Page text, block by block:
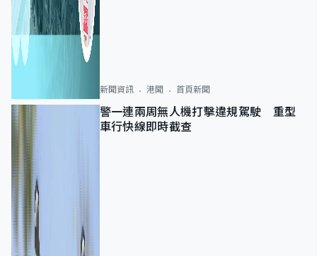
新聞資訊 港聞 首頁新聞
警一連兩周無人機打擊違規駕駛 重型
車行快線即時截查